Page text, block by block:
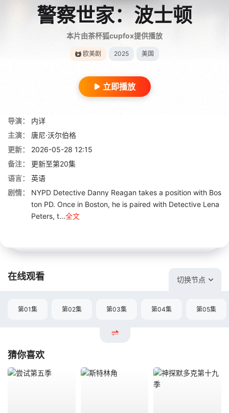
警察世家：波士顿
本片由茶杯狐cupfox提供播放
欧美剧 2025 美国
立即播放
导演：
内详
主演：
唐尼·沃尔伯格
更新：
2026-05-28 12:15
备注：
更新至第20集
语言：
英语
剧情：
NYPD Detective Danny Reagan takes a position with Bos
ton PD. Once in Boston, he is paired with Detective Lena
Peters, t...全文
在线观看 切换节点
第01集 第02集 第03集 第04集 第05集
猜你喜欢